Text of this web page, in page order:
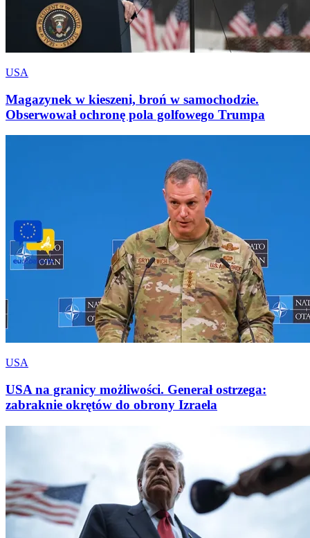
USA
Magazynek w kieszeni, broń w samochodzie.
Obserwował ochronę pola golfowego Trumpa
USA
USA na granicy możliwości. Generał ostrzega:
zabraknie okrętów do obrony Izraela